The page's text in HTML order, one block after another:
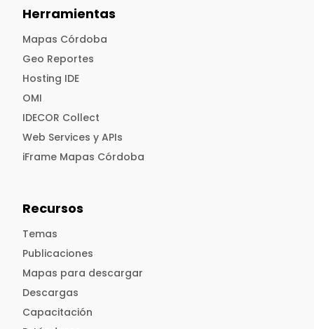
Herramientas
Mapas Córdoba
Geo Reportes
Hosting IDE
OMI
IDECOR Collect
Web Services y APIs
iFrame Mapas Córdoba
Recursos
Temas
Publicaciones
Mapas para descargar
Descargas
Capacitación